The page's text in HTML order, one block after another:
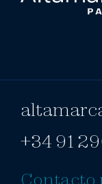
+34 91
Contacto